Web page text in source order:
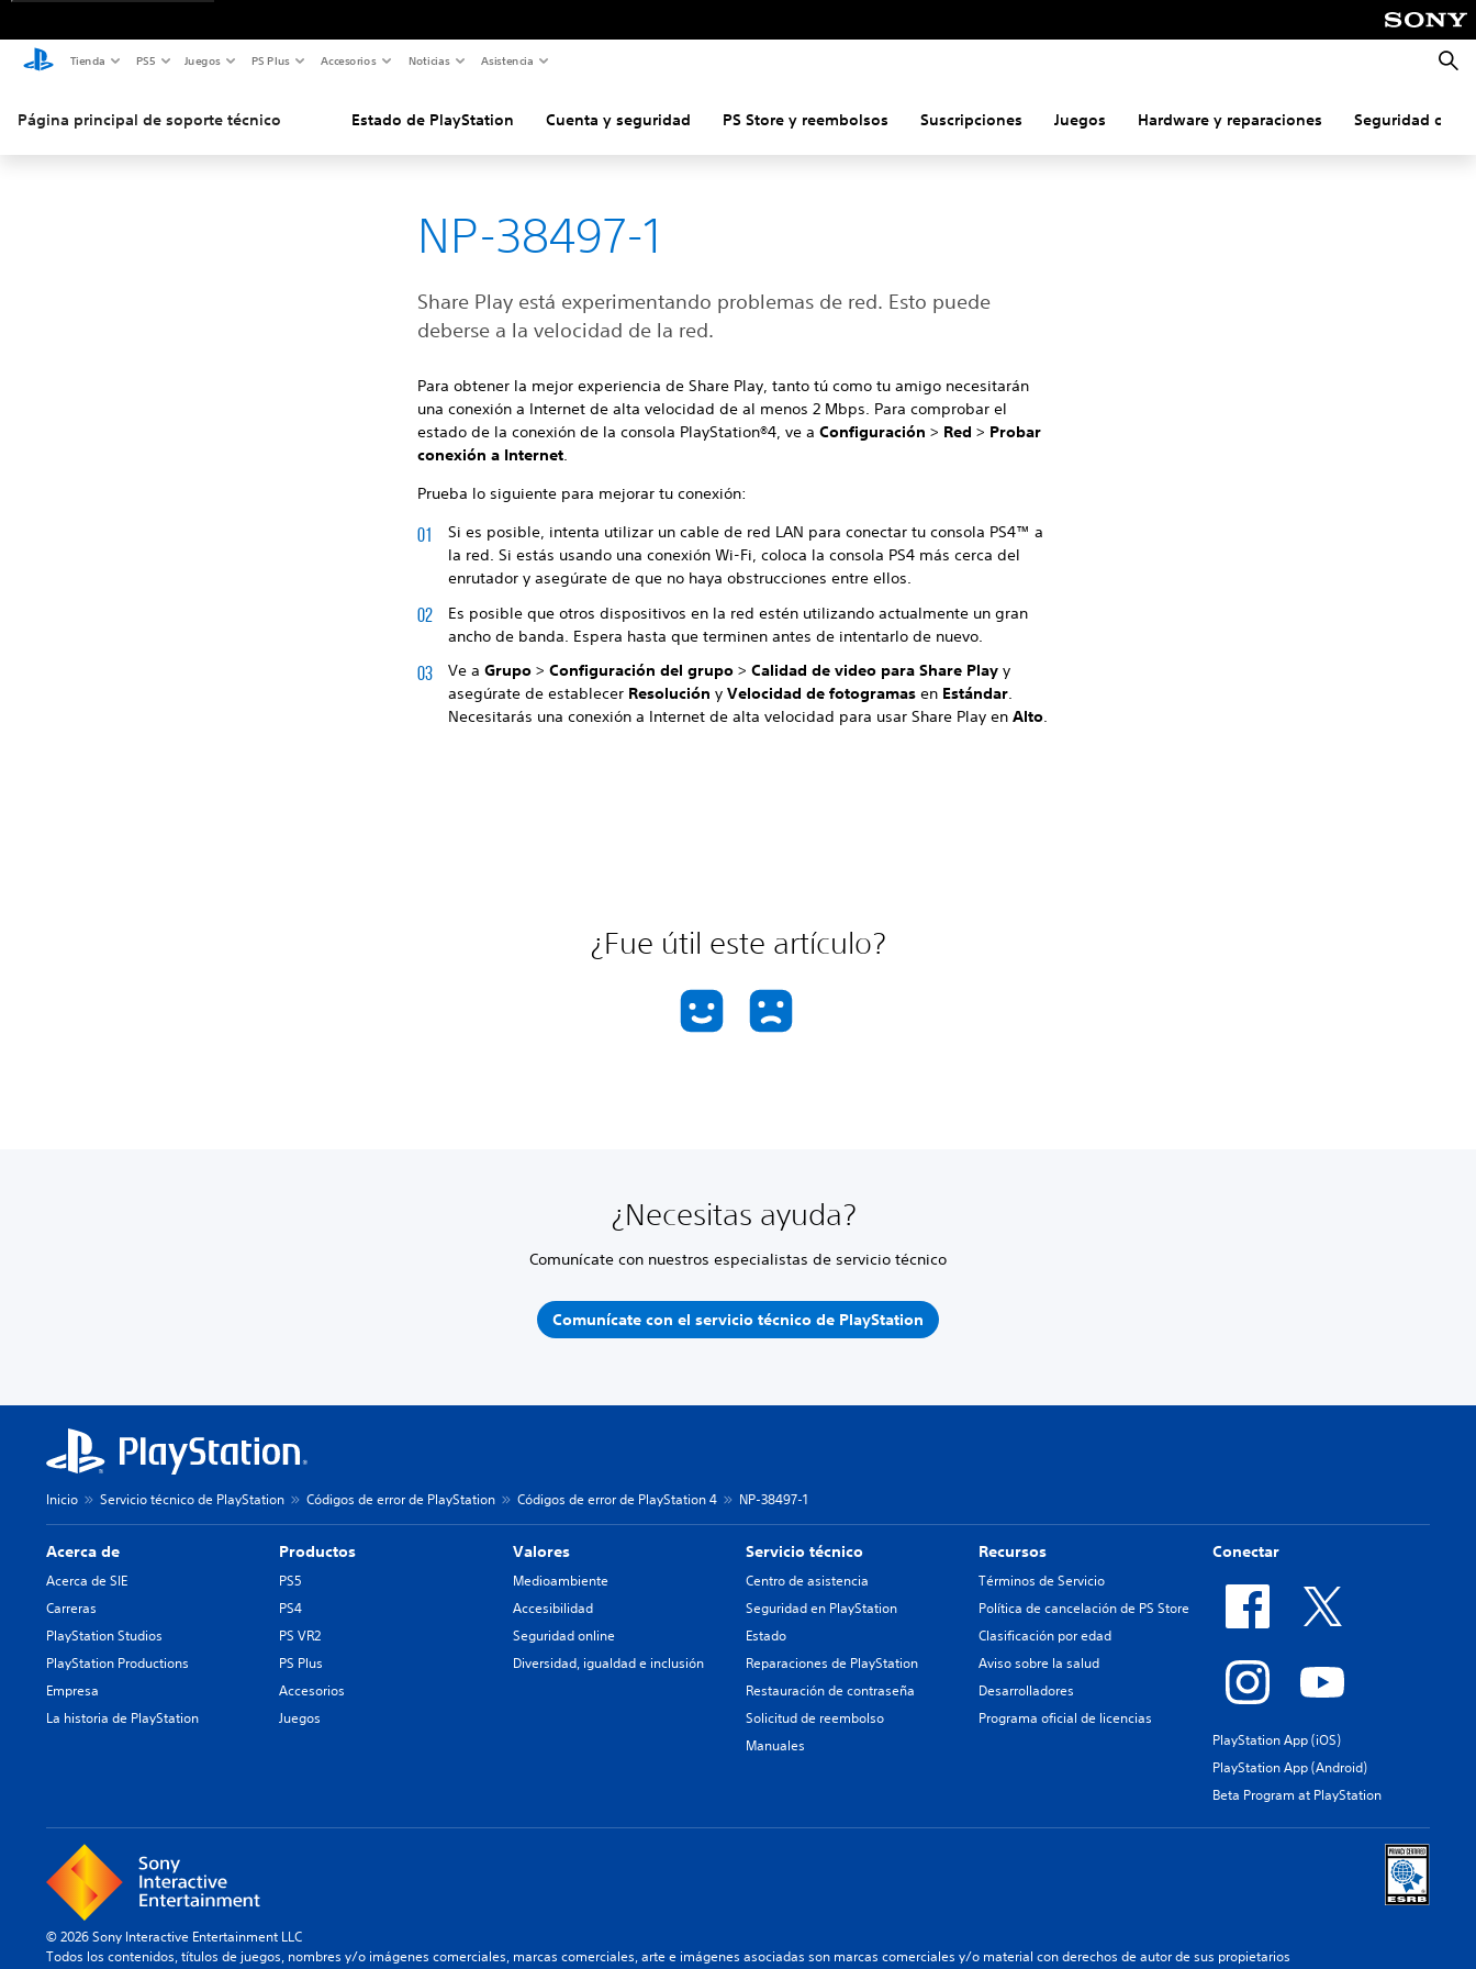
Tienda PS5 Juegos PS Plus Accesorios Noticias Asistencia
Página principal de soporte técnico Estado de PlayStation Cuenta y seguridad PS Store y reembolsos Suscripciones Juegos Hardware y reparaciones Seguridad
NP-38497-1
Share Play está experimentando problemas de red. Esto puede
deberse a la velocidad de la red.
Para obtener la mejor experiencia de Share Play, tanto tú como tu amigo necesitarán
una conexión a Internet de alta velocidad de al menos 2 Mbps. Para comprobar el
estado de la conexión de la consola PlayStation®4, ve aConfiguración > Red > Probar
conexión a Internet.
Prueba lo siguiente para mejorar tu conexión:
Si es posible, intenta utilizar un cable de red LAN para conectar tu consola PS4™ a
la red. Si estás usando una conexión Wi-Fi, coloca la consola PS4 más cerca del
enrutador y asegúrate de que no haya obstrucciones entre ellos.
Es posible que otros dispositivos en la red estén utilizando actualmente un gran
ancho de banda. Espera hasta que terminen antes de intentarlo de nuevo.
Ve aGrupo >Configuración del grupo >Calidad de video para Share Play y
asegúrate de establecer Resolución yVelocidad de fotogramas en Estándar.
Necesitarás una conexión a Internet de alta velocidad para usar Share Play enAlto.
¿Fue útil este artículo?
¿Necesitas ayuda?
Comunícate con nuestros especialistas de servicio técnico
Comunícate con el servicio técnico de PlayStation
Inicio Servicio técnico de PlayStation Códigos de error de PlayStation Códigos de error de PlayStation 4 NP-38497-1
Acerca de
Acerca de SIE
Carreras
PlayStation Studios
PlayStation Productions
Empresa
La historia de PlayStation
Productos
PS5
PS4
PS VR2
PS Plus
Accesorios
Juegos
Valores
Medioambiente
Accesibilidad
Seguridad online
Diversidad, igualdad e inclusión
Servicio técnico
Centro de asistencia
Seguridad en PlayStation
Estado
Reparaciones de PlayStation
Restauración de contraseña
Solicitud de reembolso
Manuales
Recursos
Términos de Servicio
Política de cancelación de PS Store
Clasificación por edad
Aviso sobre la salud
Desarrolladores
Programa oficial de licencias
Conectar
PlayStation App (iOS)
PlayStation App (Android)
Beta Program at PlayStation
© 2026 Sony Interactive Entertainment LLC
Todos los contenidos, títulos de juegos, nombres y/o imágenes comerciales, marcas comerciales, arte e imágenes asociadas son marcas comerciales y/o material con derechos de autor de sus propietarios